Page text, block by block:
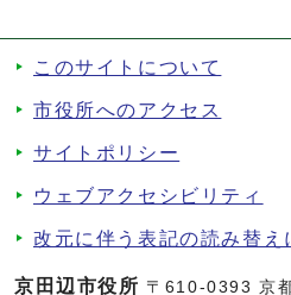
このサイトについて
市役所へのアクセス
サイトポリシー
ウェブアクセシビリティ
改元に伴う表記の読み替え
京田辺市役所 〒610-0393 京